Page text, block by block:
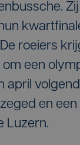
roeiers
een
april
en
Luzern.